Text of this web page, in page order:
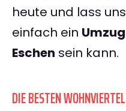
heute und lass
einfach ein
Eschen sein kann.
DIE BESTEN